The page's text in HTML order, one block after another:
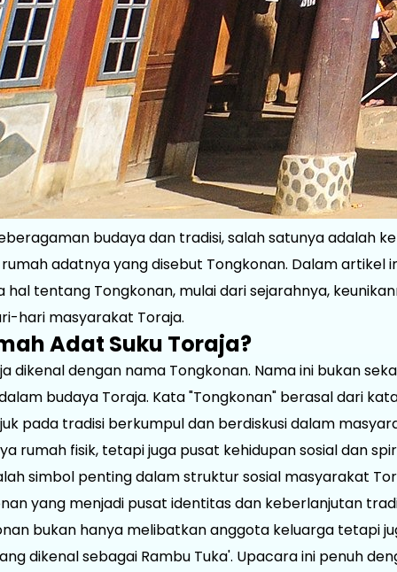
budaya dan tradisi, salah satunya adalah
adatnya yang disebut Tongkonan. Dalam artikel
tentang Tongkonan, mulai dari sejarahnya,
hari masyarakat Toraja.
Adat Suku Toraja?
dikenal dengan nama Tongkonan. Nama ini bukan
budaya Toraja. Kata "Tongkonan" berasal dari
pada tradisi berkumpul dan berdiskusi dalam
rumah fisik, tetapi juga pusat kehidupan sosial dan
simbol penting dalam struktur sosial masyarakat
yang menjadi pusat identitas dan keberlanjutan
bukan hanya melibatkan anggota keluarga tetapi
dikenal sebagai Rambu Tuka'. Upacara ini penuh